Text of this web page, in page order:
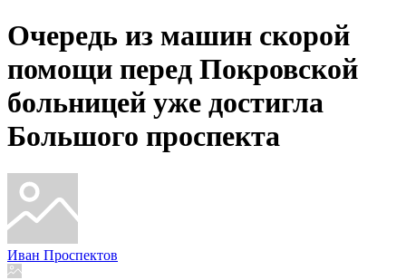
Очередь из машин скорой
помощи перед Покровской
больницей уже достигла
Большого проспекта
Иван Проспектов